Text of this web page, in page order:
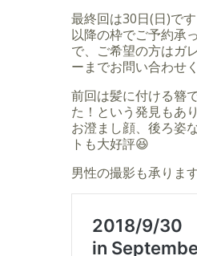
最終回は30日(日)で
以降の枠でご予約承
で、ご希望の方はガ
ーまでお問い合わせ
前回は髪に付ける簪
た！という発見もあ
お澄まし顔、後ろ姿
トも大好評😆
男性の撮影も承りま